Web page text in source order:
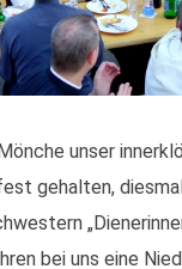
unser
gehalten,
bei uns eine